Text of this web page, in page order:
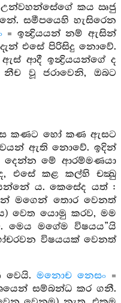
උන්වහන්සේගේ කය ඍජු
සමීපයෙහි හැසිරෙන
= ඉන්‍ද්‍රියයන් නම් ඇසින්
එසේ පිරිසිදු නොවේ.
ආදී ඉන්‍ද්‍රියයන්ගේ ද
නීච වූ ජරාවෙනි, ඔබට
කණට හෝ කණ ඇසට
ඇති නොවේ. ඉදින්
දෙන්න මේ ආරම්මණයා
එසේ කළ කල්හි චක්‍ඛු
ය. කෙසේද යත් :
මගෙන් තොර වෙනත්
වෙත යොමු කරව, මම
මගේම විෂයය”යි
විෂයයක් වෙනත්
වෙයි.මනොච නෙසං =
සම්බන්ධ කර ගනී.